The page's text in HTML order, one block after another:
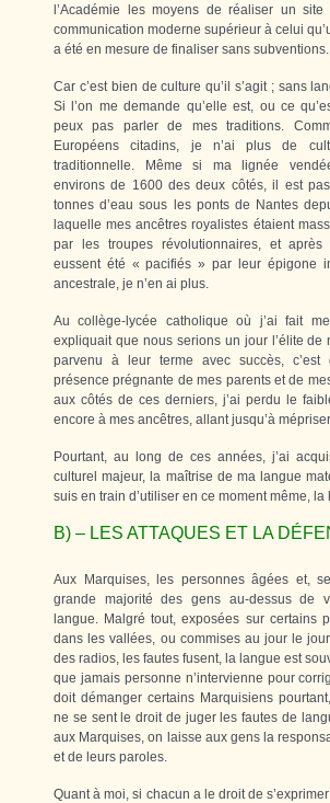
l’Académie les moyens de réaliser un site
communication moderne supérieur à celui
a été en mesure de finaliser sans subventions.
Car c’est bien de culture qu’il s’agit ; sans
Si l’on me demande qu’elle est, ou ce
peux pas parler de mes traditions.
Européens citadins, je n’ai plus de
traditionnelle. Même si ma lignée
environs de 1600 des deux côtés, il est
tonnes d’eau sous les ponts de Nantes
laquelle mes ancêtres royalistes étaient
par les troupes révolutionnaires, et
eussent été « pacifiés » par leur épigone
ancestrale, je n’en ai plus.
Au collège-lycée catholique où j’ai fait
expliquait que nous serions un jour l’élite de
parvenu à leur terme avec succès,
présence prégnante de mes parents et de
aux côtés de ces derniers, j’ai perdu le
encore à mes ancêtres, allant jusqu’à
Pourtant, au long de ces années, j’ai
culturel majeur, la maîtrise de ma langue
suis en train d’utiliser en ce moment même,
B) – LES ATTAQUES ET LA
Aux Marquises, les personnes âgées et,
grande majorité des gens au-dessus de
langue. Malgré tout, exposées sur certains
dans les vallées, ou commises au jour le
des radios, les fautes fusent, la langue est
que jamais personne n’intervienne pour
doit démanger certains Marquisiens
ne se sent le droit de juger les fautes de
aux Marquises, on laisse aux gens la
et de leurs paroles.
Quant à moi, si chacun a le droit de